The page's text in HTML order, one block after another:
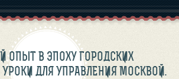
ОПЫТ В ЭПОХУ ГОРОДСКИХ
ДЛЯ УПРАВЛЕНИЯ МОСКВОЙ.